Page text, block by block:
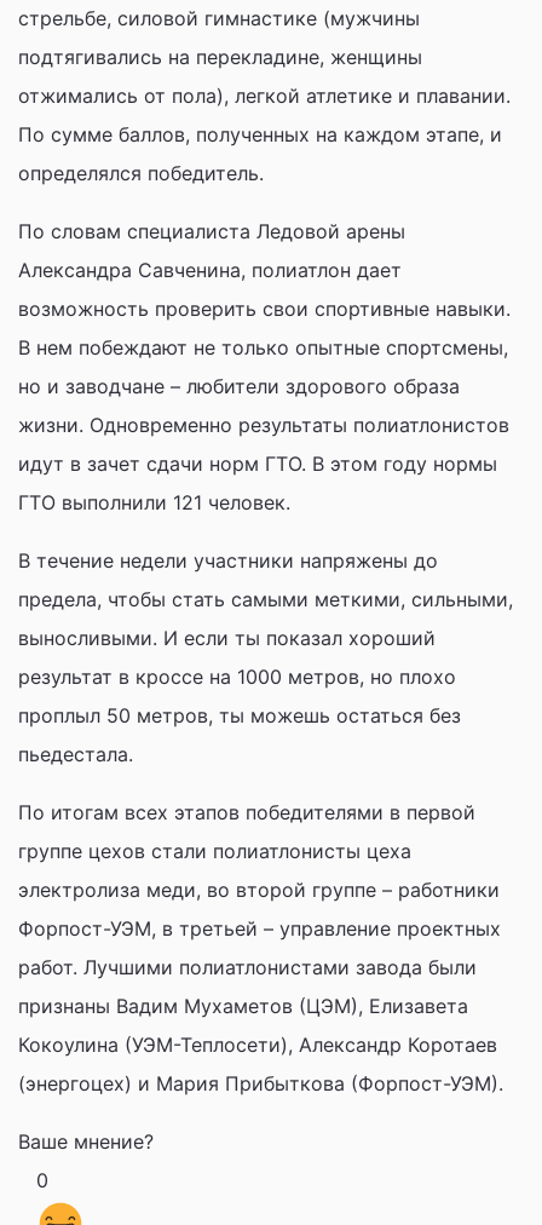
стрельбе, силовой гимнастике (мужчины
подтягивались на перекладине, женщины
отжимались от пола), легкой атлетике и плавании.
По сумме баллов, полученных на каждом этапе, и
определялся победитель.
По словам специалиста Ледовой арены
Александра Савченина, полиатлон дает
возможность проверить свои спортивные навыки.
В нем побеждают не только опытные спортсмены,
но и заводчане – любители здорового образа
жизни. Одновременно результаты полиатлонистов
идут в зачет сдачи норм ГТО. В этом году нормы
ГТО выполнили 121 человек.
В течение недели участники напряжены до
предела, чтобы стать самыми меткими, сильными,
выносливыми. И если ты показал хороший
результат в кроссе на 1000 метров, но плохо
проплыл 50 метров, ты можешь остаться без
пьедестала.
По итогам всех этапов победителями в первой
группе цехов стали полиатлонисты цеха
электролиза меди, во второй группе – работники
Форпост-УЭМ, в третьей – управление проектных
работ. Лучшими полиатлонистами завода были
признаны Вадим Мухаметов (ЦЭМ), Елизавета
Кокоулина (УЭМ-Теплосети), Александр Коротаев
(энергоцех) и Мария Прибыткова (Форпост-УЭМ).
Ваше мнение?
0